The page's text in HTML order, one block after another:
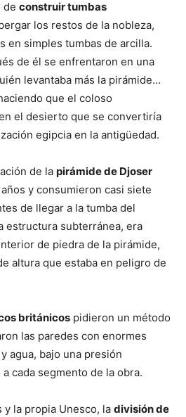
de construir tumbas
los restos de la nobleza,
en simples tumbas de arcilla.
de él se enfrentaron en una
levantaba más la pirámide…
que el coloso
el desierto que se convertiría
egipcia en la antigüedad.
de la pirámide de Djoser
y consumieron casi siete
de llegar a la tumba del
estructura subterránea, era
de piedra de la pirámide,
altura que estaba en peligro de
británicos pidieron un método
las paredes con enormes
agua, bajo una presión
cada segmento de la obra.
la propia Unesco, la división de